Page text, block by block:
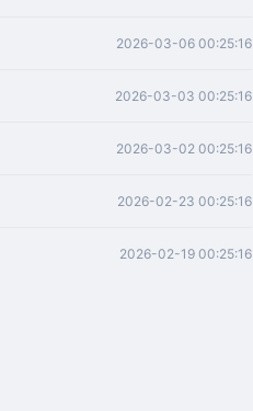
2026-03-06 00:25:16
2026-03-03 00:25:16
2026-03-02 00:25:16
2026-02-23 00:25:16
2026-02-19 00:25:16